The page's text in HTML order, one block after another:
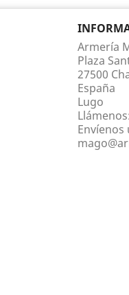
Armería
Plaza
27500
España
Lugo